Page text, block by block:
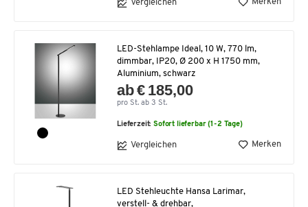
Vergleichen Merken
LED-Stehlampe Ideal, 10 W, 770 lm,
dimmbar, IP20, Ø 200 x H 1750 mm,
Aluminium, schwarz
ab € 185,00
pro St. ab 3 St.
Lieferzeit:Sofort lieferbar (1-2 Tage)
Vergleichen Merken
LED Stehleuchte Hansa Larimar,
verstell- & drehbar,